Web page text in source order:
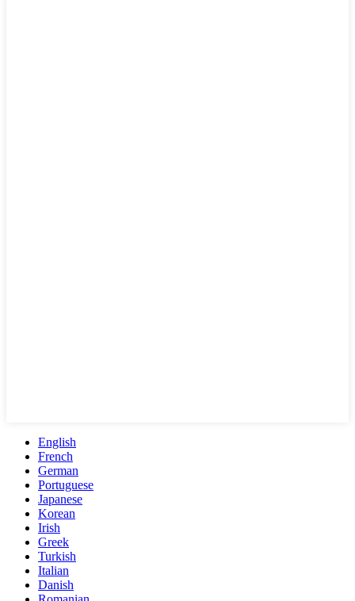
English
French
German
Portuguese
Japanese
Korean
Irish
Greek
Turkish
Italian
Danish